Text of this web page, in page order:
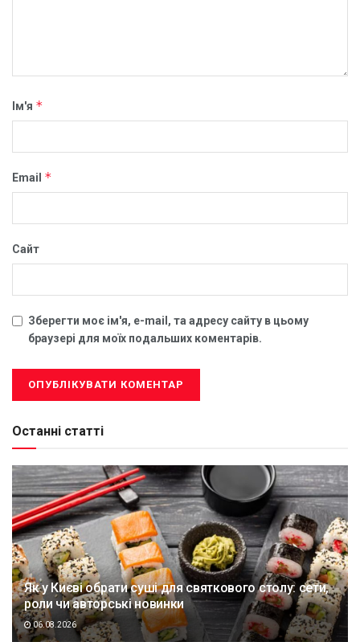
Ім'я *
Email *
Сайт
Зберегти моє ім'я, e-mail, та адресу сайту в цьому
браузері для моїх подальших коментарів.
Останні статті
Як у Києві обрати суші для святкового столу: сети,
роли чи авторські новинки
06.08.2026